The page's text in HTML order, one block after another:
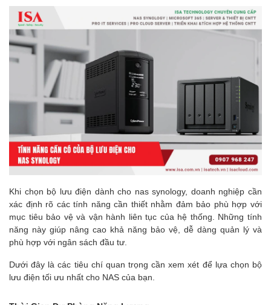
Khi chọn bộ lưu điện dành cho nas synology, doanh nghiệp cần
xác định rõ các tính năng cần thiết nhằm đảm bảo phù hợp với
mục tiêu bảo vệ và vận hành liên tục của hệ thống. Những tính
năng này giúp nâng cao khả năng bảo vệ, dễ dàng quản lý và
phù hợp với ngân sách đầu tư.
Dưới đây là các tiêu chí quan trọng cần xem xét để lựa chọn bộ
lưu điện tối ưu nhất cho NAS của bạn.